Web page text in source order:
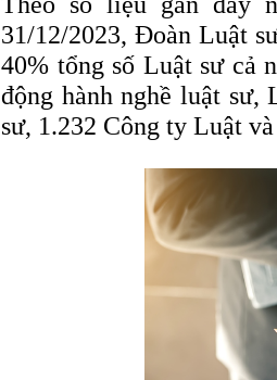
31/12/2023, Đoàn Luật
40% tổng số Luật sư cả
động hành nghề luật sư,
sư, 1.232 Công ty Luật